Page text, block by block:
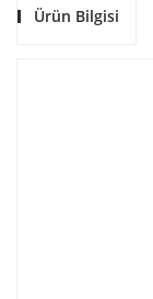
Ürün Bilgisi